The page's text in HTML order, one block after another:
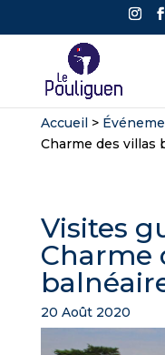
Accueil>
Charme des villas
Visites
Charme
20 Août 2020